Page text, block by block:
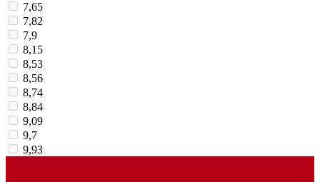
7,65
7,82
7,9
8,15
8,53
8,56
8,74
8,84
9,09
9,7
9,93